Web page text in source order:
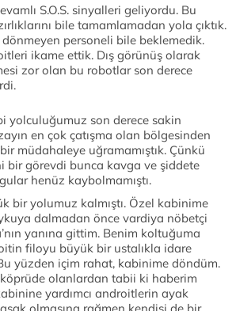
S.O.S. sinyalleri geliyordu. Bu
bile tamamlamadan yola çıktık.
personeli bile beklemedik.
ikame ettik. Dış görünüş olarak
zor olan bu robotlar son derece
yolculuğumuz son derece sakin
en çok çatışma olan bölgesinden
müdahaleye uğramamıştık. Çünkü
bir görevdi bunca kavga ve şiddete
henüz kaybolmamıştı.
bir yolumuz kalmıştı. Özel kabinime
dalmadan önce vardiya nöbetçi
yanına gittim. Benim koltuğuma
filoyu büyük bir ustalıkla idare
yüzden içim rahat, kabinime döndüm.
olanlardan tabii ki haberim
yardımcı androitlerin ayak